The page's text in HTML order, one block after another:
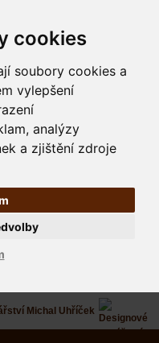
cookies
soubory cookies a
vylepšení
analýzy
a zjištění zdroje
Michal Uhříček